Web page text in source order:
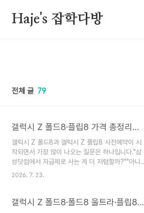
Haje's 잡학다방
전체 글 79
갤럭시 Z 폴드8·플립8 가격 총정리｜자급제 vs 통신사 어디가 더 저렴할까?
갤럭시 Z 폴드8과 갤럭시 Z 플립8 사전예약이 시
작되면서 가장 많이 나오는 질문은 하나입니다."삼
성닷컴에서 자급제로 사는 게 더 저렴할까?""아니
면 SKT·KT·LG U+에서 공시지원금을 받고 사는 게
용하는 요금제와 할인 방식에 따라 결과가 달라질
2026. 7. 23.
갤럭시 Z 폴드8·폴드8 울트라·플립8 사전예약 혜택 총정리 | 출시일·사은품·더블 스토리지 한눈에